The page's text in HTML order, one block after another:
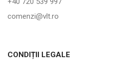
comenzi@vlt.ro
CONDIȚII LEGALE